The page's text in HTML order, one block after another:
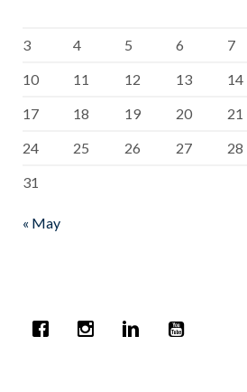
3
4 5 6 7
10
11 12 13 14
17
18 19 20 21
24
25 26 27 28
31
« May